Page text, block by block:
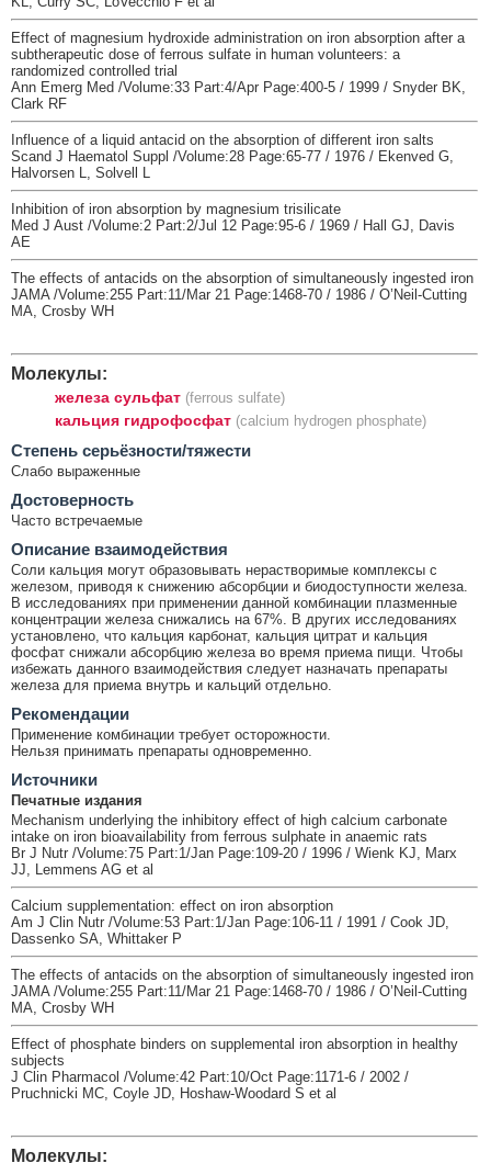
Effect of magnesium hydroxide administration on iron absorption after a
subtherapeutic dose of ferrous sulfate in human volunteers: a
randomized controlled trial
Ann Emerg Med /Volume:33 Part:4/Apr Page:400-5 / 1999 / Snyder BK,
Clark RF
Influence of a liquid antacid on the absorption of different iron salts
Scand J Haematol Suppl /Volume:28 Page:65-77 / 1976 / Ekenved G,
Halvorsen L, Solvell L
Inhibition of iron absorption by magnesium trisilicate
Med J Aust /Volume:2 Part:2/Jul 12 Page:95-6 / 1969 / Hall GJ, Davis
AE
The effects of antacids on the absorption of simultaneously ingested iron
JAMA /Volume:255 Part:11/Mar 21 Page:1468-70 / 1986 / O’Neil-Cutting
MA, Crosby WH
Молекулы:
железа сульфат (ferrous sulfate)
кальция гидрофосфат (calcium hydrogen phosphate)
Cтепень серьёзности/тяжести
Слабо выраженные
Достоверность
Часто встречаемые
Описание взаимодействия
Соли кальция могут образовывать нерастворимые комплексы с
железом, приводя к снижению абсорбции и биодоступности железа.
В исследованиях при применении данной комбинации плазменные
концентрации железа снижались на 67%. В других исследованиях
установлено, что кальция карбонат, кальция цитрат и кальция
фосфат снижали абсорбцию железа во время приема пищи. Чтобы
избежать данного взаимодействия следует назначать препараты
железа для приема внутрь и кальций отдельно.
Рекомендации
Применение комбинации требует осторожности.
Нельзя принимать препараты одновременно.
Источники
Печатные издания
Mechanism underlying the inhibitory effect of high calcium carbonate
intake on iron bioavailability from ferrous sulphate in anaemic rats
Br J Nutr /Volume:75 Part:1/Jan Page:109-20 / 1996 / Wienk KJ, Marx
JJ, Lemmens AG et al
Calcium supplementation: effect on iron absorption
Am J Clin Nutr /Volume:53 Part:1/Jan Page:106-11 / 1991 / Cook JD,
Dassenko SA, Whittaker P
The effects of antacids on the absorption of simultaneously ingested iron
JAMA /Volume:255 Part:11/Mar 21 Page:1468-70 / 1986 / O’Neil-Cutting
MA, Crosby WH
Effect of phosphate binders on supplemental iron absorption in healthy
subjects
J Clin Pharmacol /Volume:42 Part:10/Oct Page:1171-6 / 2002 /
Pruchnicki MC, Coyle JD, Hoshaw-Woodard S et al
Молекулы: